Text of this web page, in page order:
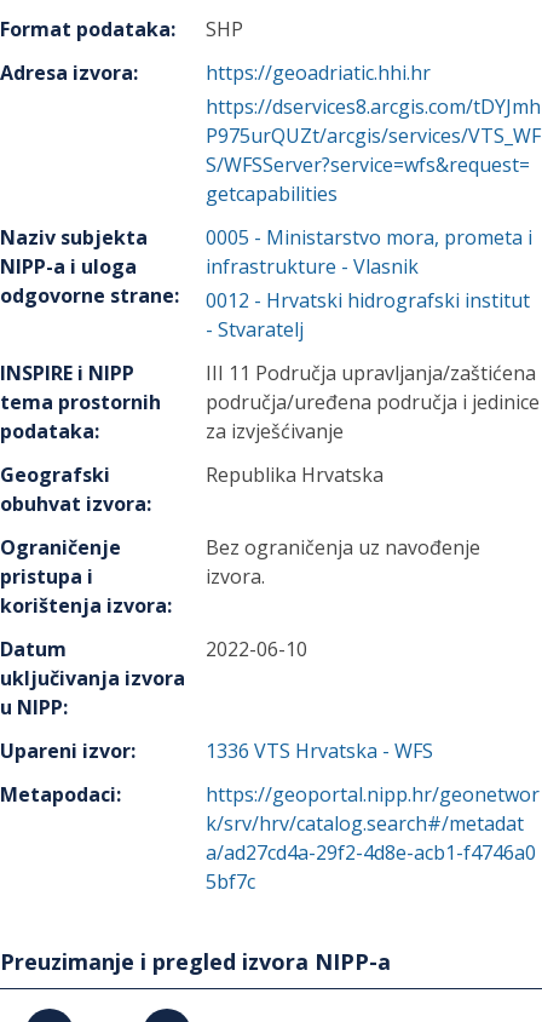
Format podataka:
SHP
Adresa izvora:
https://geoadriatic.hhi.hr
https://dservices8.arcgis.com/tDYJmh
P975urQUZt/arcgis/services/VTS_WF
S/WFSServer?service=wfs&request=
getcapabilities
Naziv subjekta
NIPP-a i uloga
odgovorne strane:
0005 - Ministarstvo mora, prometa i
infrastrukture - Vlasnik
0012 - Hrvatski hidrografski institut
- Stvaratelj
INSPIRE i NIPP
tema prostornih
podataka:
III 11 Područja upravljanja/zaštićena
područja/uređena područja i jedinice
za izvješćivanje
Geografski
obuhvat izvora:
Republika Hrvatska
Ograničenje
pristupa i
korištenja izvora:
Bez ograničenja uz navođenje
izvora.
Datum
uključivanja izvora
u NIPP:
2022-06-10
Upareni izvor: 1336 VTS Hrvatska - WFS
Metapodaci:
https://geoportal.nipp.hr/geonetwor
k/srv/hrv/catalog.search#/metadat
a/ad27cd4a-29f2-4d8e-acb1-f4746a0
5bf7c
Preuzimanje i pregled izvora NIPP-a